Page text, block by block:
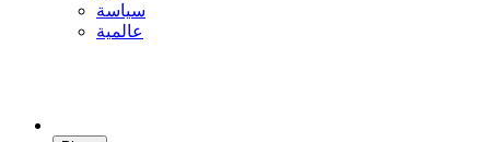
سياسة
عالمية